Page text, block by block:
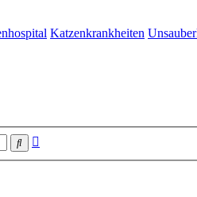
Katzenkrankheiten
Suche